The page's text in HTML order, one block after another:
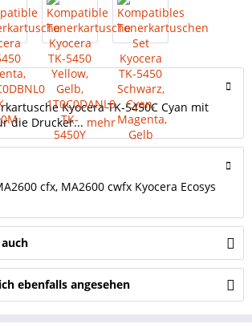
Kyocera TK-5450C Cyan mit
die Drucker... mehr
cfx, MA2600 cwfx Kyocera Ecosys
ebenfalls angesehen